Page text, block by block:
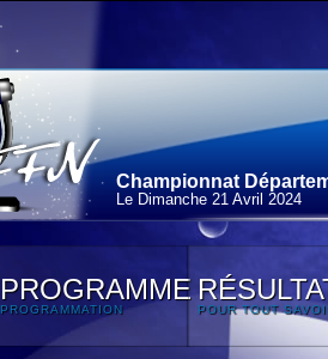
Championnat
Le Dimanche 21 Avril 2024
PROGRAMME
PROGRAMMATION POUR TOUT